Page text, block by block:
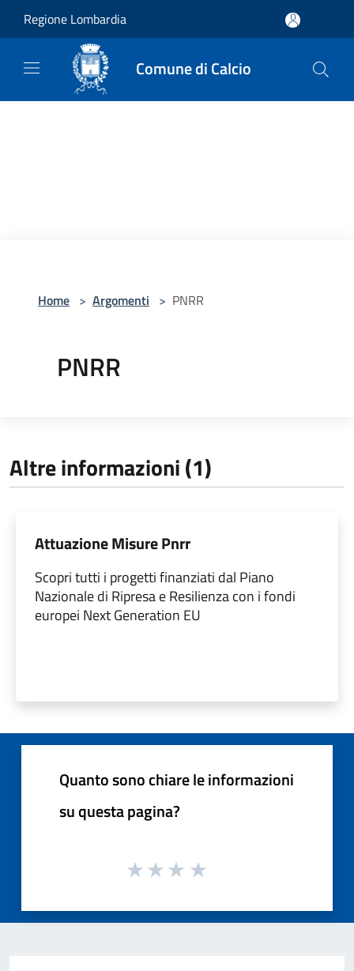
Regione Lombardia
Comune di Calcio
Home > Argomenti > PNRR
PNRR
Altre informazioni (1)
Attuazione Misure Pnrr
Scopri tutti i progetti finanziati dal Piano
Nazionale di Ripresa e Resilienza con i fondi
europei Next Generation EU
Quanto sono chiare le informazioni
su questa pagina?